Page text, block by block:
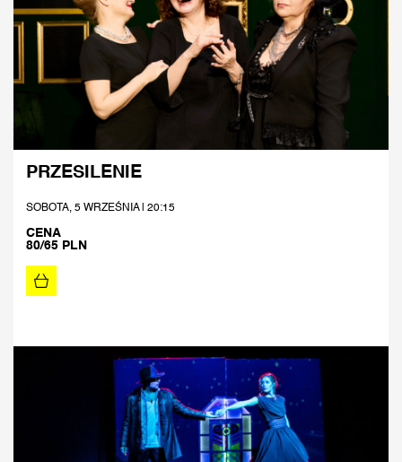
PRZESILENIE
SOBOTA, 5 WRZEŚNIA | 20:15
CENA
80/65 PLN